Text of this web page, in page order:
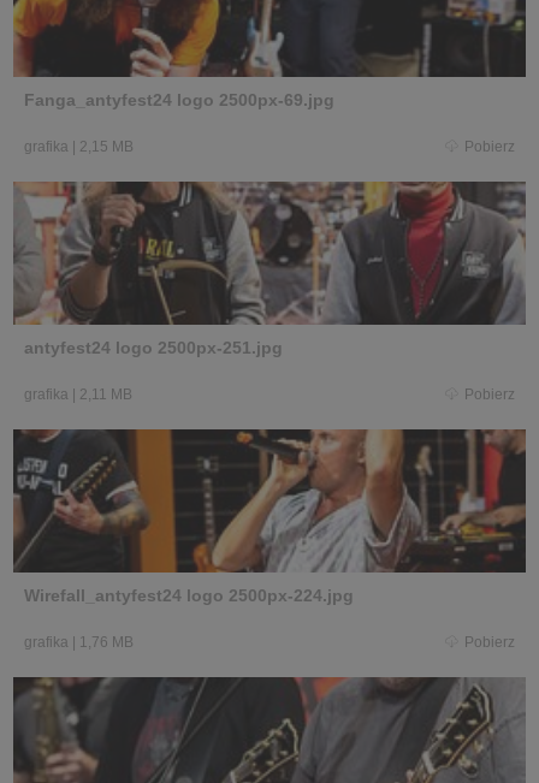
Fanga_antyfest24 logo 2500px-69.jpg
grafika 2,15 MB Pobierz
antyfest24 logo 2500px-251.jpg
grafika 2,11 MB Pobierz
Wirefall_antyfest24 logo 2500px-224.jpg
grafika 1,76 MB Pobierz